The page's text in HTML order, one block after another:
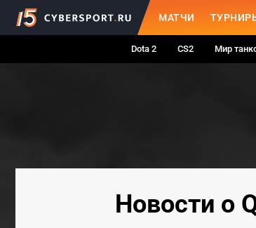
МАТЧИ
Dota 2 CS2 Мир
Новости о